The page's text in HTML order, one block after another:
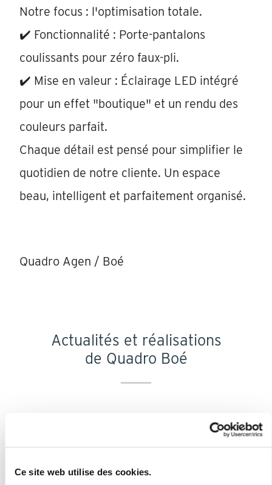
Ce site web utilise des cookies.
Notre focus : l'optimisation totale.
✔️ Fonctionnalité : Porte-pantalons
coulissants pour zéro faux-pli.
✔️ Mise en valeur : Éclairage LED intégré
pour un effet "boutique" et un rendu des
couleurs parfait.
Chaque détail est pensé pour simplifier le
quotidien de notre cliente. Un espace
beau, intelligent et parfaitement organisé.
Quadro Agen / Boé
Actualités et réalisations
de Quadro Boé